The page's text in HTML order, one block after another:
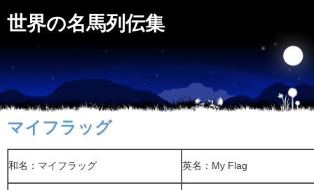
世界の名馬列伝集
マイフラッグ
和名：マイフラッグ 英名：My Flag